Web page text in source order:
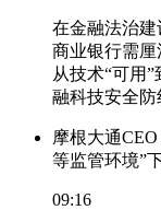
在金融法治建
商业银行需
从技术“可用
融科技安全防
摩根大通
等监管环境”
09:16